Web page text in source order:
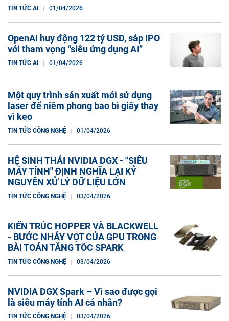
TIN TỨC AI 01/04/2026
OpenAI huy động 122 tỷ USD, sắp IPO
với tham vọng “siêu ứng dụng AI”
TIN TỨC AI 01/04/2026
Một quy trình sản xuất mới sử dụng
laser để niêm phong bao bì giấy thay
vì keo
TIN TỨC CÔNG NGHỆ 01/04/2026
HỆ SINH THÁI NVIDIA DGX - "SIÊU
MÁY TÍNH" ĐỊNH NGHĨA LẠI KỶ
NGUYÊN XỬ LÝ DỮ LIỆU LỚN
TIN TỨC CÔNG NGHỆ 03/04/2026
KIẾN TRÚC HOPPER VÀ BLACKWELL
- BƯỚC NHẢY VỌT CỦA GPU TRONG
BÀI TOÁN TĂNG TỐC SPARK
TIN TỨC CÔNG NGHỆ 03/04/2026
NVIDIA DGX Spark – Vì sao được gọi
là siêu máy tính AI cá nhân?
TIN TỨC CÔNG NGHỆ 03/04/2026